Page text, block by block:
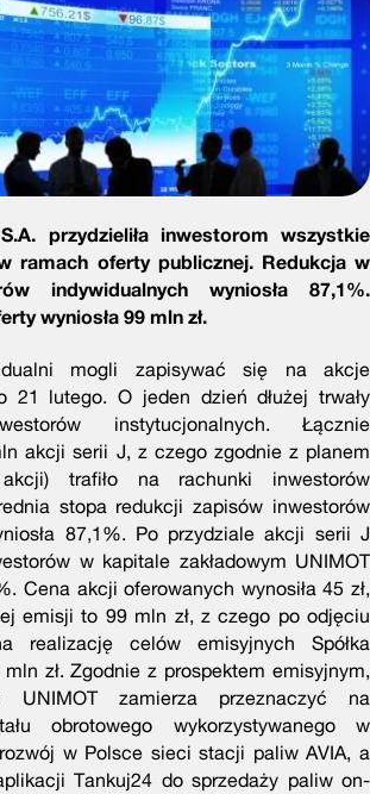
przydzieliła inwestorom wszystkie
ramach oferty publicznej. Redukcja w
indywidualnych wyniosła 87,1%.
wyniosła 99 mln zł.
mogli zapisywać się na akcje
21 lutego. O jeden dzień dłużej trwały
instytucjonalnych. Łącznie
akcji serii J, z czego zgodnie z planem
trafiło na rachunki inwestorów
stopa redukcji zapisów inwestorów
87,1%. Po przydziale akcji serii J
w kapitale zakładowym UNIMOT
Cena akcji oferowanych wynosiła 45 zł,
emisji to 99 mln zł, z czego po odjęciu
realizację celów emisyjnych Spółka
mln zł. Zgodnie z prospektem emisyjnym,
UNIMOT zamierza przeznaczyć na
obrotowego wykorzystywanego w
w Polsce sieci stacji paliw AVIA, a
Tankuj24 do sprzedaży paliw on-